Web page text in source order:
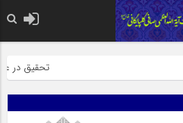
تحقیق در